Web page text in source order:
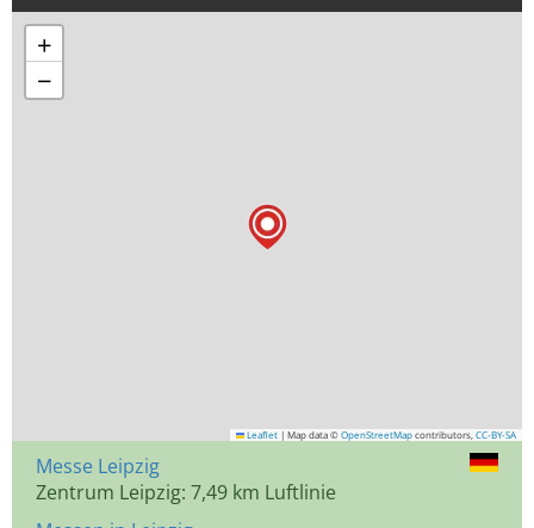
+
−
Leaflet | Map data © OpenStreetMap contributors, CC-BY-SA
Messe Leipzig
Zentrum Leipzig: 7,49 km Luftlinie